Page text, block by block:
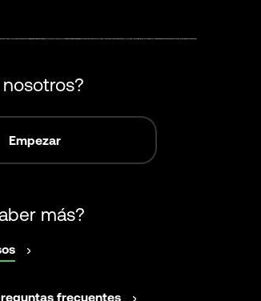
nosotros?
Empezar
más?
abrir
en
frecuentesabrir